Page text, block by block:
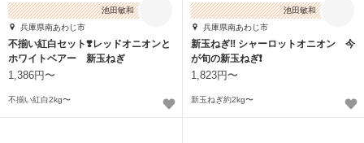
池田敏和
兵庫県南あわじ市
不揃い紅白セット❣️レッドオニオンと
ホワイトベアー 新玉ねぎ
1,386円〜
不揃い紅白2kg〜
池田敏和
兵庫県南あわじ市
新玉ねぎ‼️ シャーロットオニオン 今
が旬の新玉ねぎ❗️
1,823円〜
新玉ねぎ約2kg〜